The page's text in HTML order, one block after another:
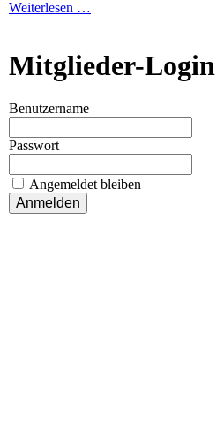
Weiterlesen …
Mitglieder-Login
Benutzername
Passwort
Angemeldet bleiben